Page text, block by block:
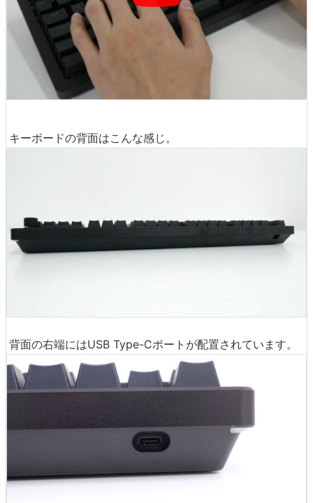
キーボードの背面はこんな感じ。
背面の右端にはUSB Type-Cポートが配置されています。